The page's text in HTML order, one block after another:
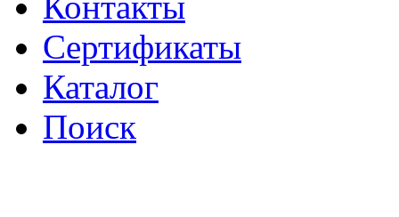
Сертификаты
Каталог
Поиск